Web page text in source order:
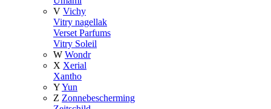
V Vichy
Vitry nagellak
Verset Parfums
Vitry Soleil
W Wondr
X Xerial
Xantho
YYun
Z Zonnebescherming